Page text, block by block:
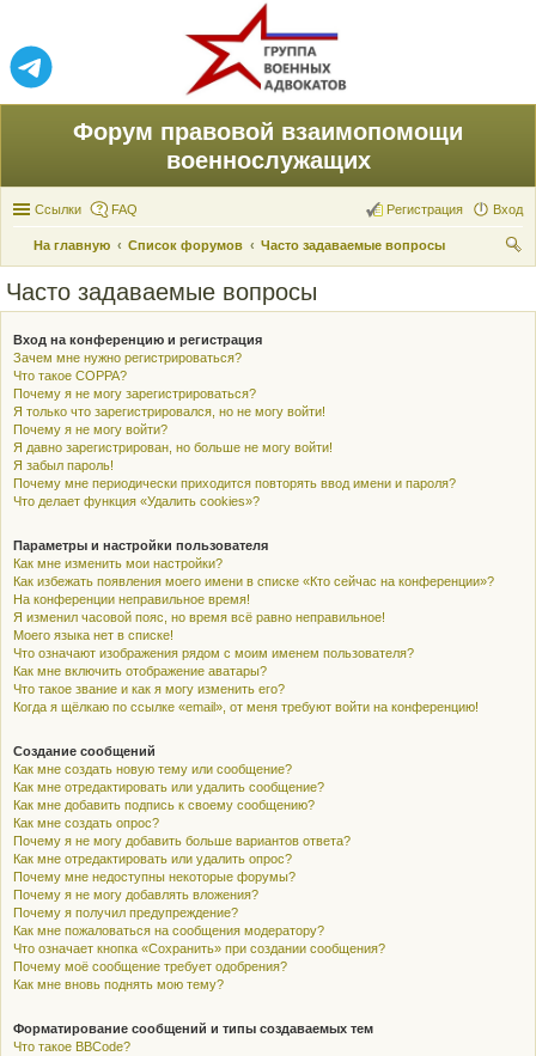
Форум правовой взаимопомощи
военнослужащих
Ссылки FAQ Вход
Регистрация
На главную Список форумов
Часто задаваемые вопросы
Часто задаваемые вопросы
Вход на конференцию и регистрация
Зачем мне нужно регистрироваться?
Что такое COPPA?
Почему я не могу зарегистрироваться?
Я только что зарегистрировался, но не могу войти!
Почему я не могу войти?
Я давно зарегистрирован, но больше не могу войти!
Я забыл пароль!
Почему мне периодически приходится повторять ввод имени и пароля?
Что делает функция «Удалить cookies»?
Параметры и настройки пользователя
Как мне изменить мои настройки?
Как избежать появления моего имени в списке «Кто сейчас на конференции»?
На конференции неправильное время!
Я изменил часовой пояс, но время всё равно неправильное!
Моего языка нет в списке!
Что означают изображения рядом с моим именем пользователя?
Как мне включить отображение аватары?
Что такое звание и как я могу изменить его?
Когда я щёлкаю по ссылке «email», от меня требуют войти на конференцию!
Создание сообщений
Как мне создать новую тему или сообщение?
Как мне отредактировать или удалить сообщение?
Как мне добавить подпись к своему сообщению?
Как мне создать опрос?
Почему я не могу добавить больше вариантов ответа?
Как мне отредактировать или удалить опрос?
Почему мне недоступны некоторые форумы?
Почему я не могу добавлять вложения?
Почему я получил предупреждение?
Как мне пожаловаться на сообщения модератору?
Что означает кнопка «Сохранить» при создании сообщения?
Почему моё сообщение требует одобрения?
Как мне вновь поднять мою тему?
Форматирование сообщений и типы создаваемых тем
Что такое BBCode?